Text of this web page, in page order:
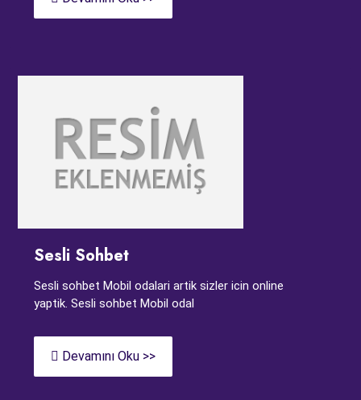
Sesli Sohbet
Sesli sohbet Mobil odalari artik sizler icin online
yaptik. Sesli sohbet Mobil odal
Devamını Oku >>